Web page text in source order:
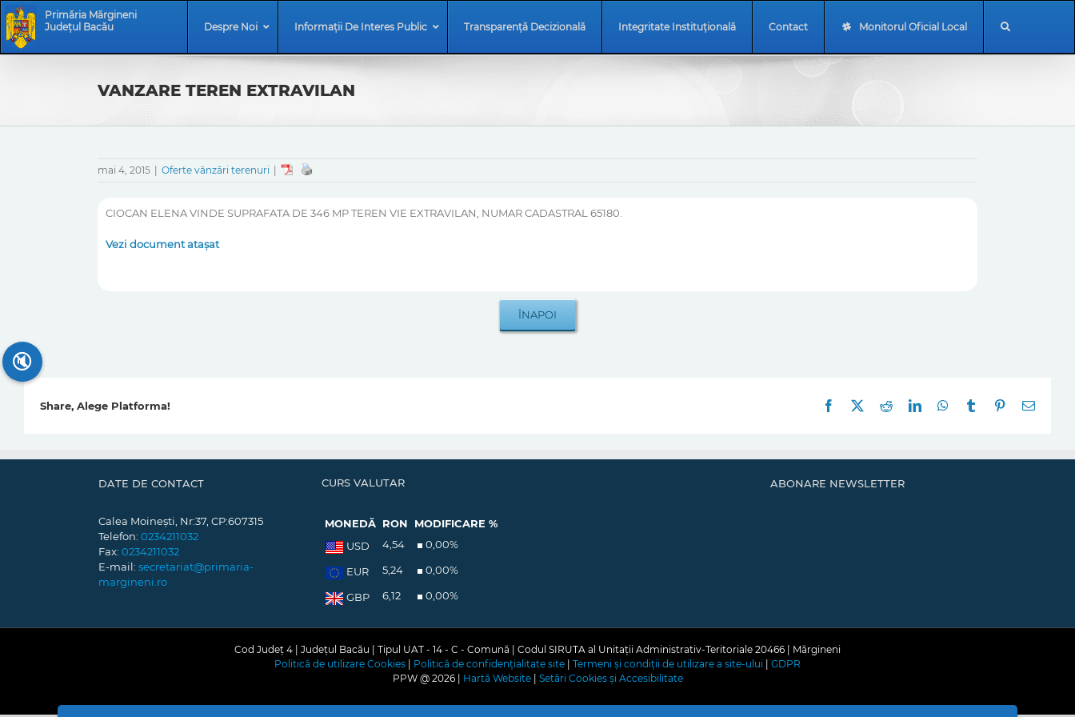
Skip
to
content
Skip
Navigation
Primăria Mărgineni
Județul Bacău
Despre Noi Informații De Interes Public Transparență Decizională Integritate Instituțională Contact Monitorul Oficial Local
VANZARE TEREN EXTRAVILAN
mai 4, 2015 Oferte vânzări terenuri
CIOCAN ELENA VINDE SUPRAFATA DE 346 MP TEREN VIE EXTRAVILAN, NUMAR CADASTRAL 65180.
Vezi document atașat
Share, Alege Platforma! Facebook RedditLinkedInWhatsApp
Tumblr Pinterest
E-
DATE DE CONTACT
Calea Moinești, Nr:37, CP:607315
Telefon: 0234211032
Fax: 0234211032
E-mail: secretariat@primaria-
margineni.ro
CURS VALUTAR
MONEDĂ RON
MODIFICARE %
USD
4,54 0,00%
EUR 5,24 0,00%
GBP 6,12 0,00%
ABONARE NEWSLETTER
Cod Județ 4 | Județul Bacău | Tipul UAT - 14 - C - Comună | Codul SIRUTA al Unitații Administrativ-Teritoriale 20466 | Mărgineni
Politică de utilizare Cookies
Politică de confidențialitate site Termeni și condiții de utilizare a site-ului
GDPR
PPW @ 2026 | Hartă Website| Setări Cookies și Accesibilitate
🔇